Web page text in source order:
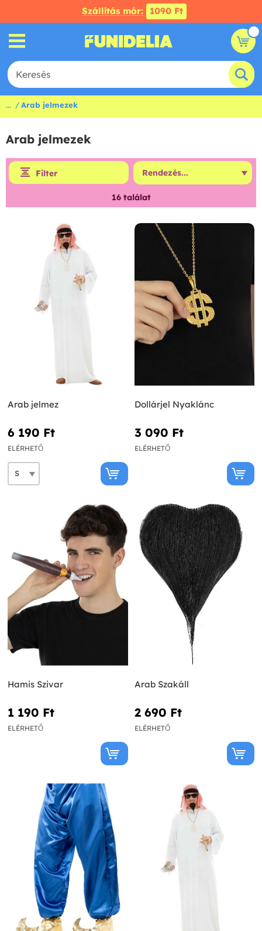
Szállítás már: 1090 Ft
... Arab jelmezek
Arab jelmezek
Filter
16találat
Arab jelmez
6 190 Ft‎
ELÉRHETŐ
Dollárjel Nyaklánc
3 090 Ft‎
ELÉRHETŐ
Hamis Szivar
1 190 Ft‎
ELÉRHETŐ
Arab Szakáll
2 690 Ft‎
ELÉRHETŐ